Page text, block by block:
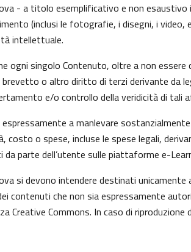
- a titolo esemplificativo e non
(inclusi le fotografie, i disegni, i video,
intellettuale.
ogni singolo Contenuto, oltre a non
o altro diritto di terzi derivante da
e/o controllo della veridicità di tali
a manlevare
o spese, incluse le spese legali,
parte dell’utente sulle piattaforme e-
si devono intendere destinati
contenuti che non sia espressamente
Commons. In caso di